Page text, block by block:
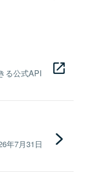
る公式API
年7月31日